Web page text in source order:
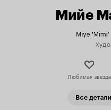
Мийе
Miye
Любимая звезда
Все